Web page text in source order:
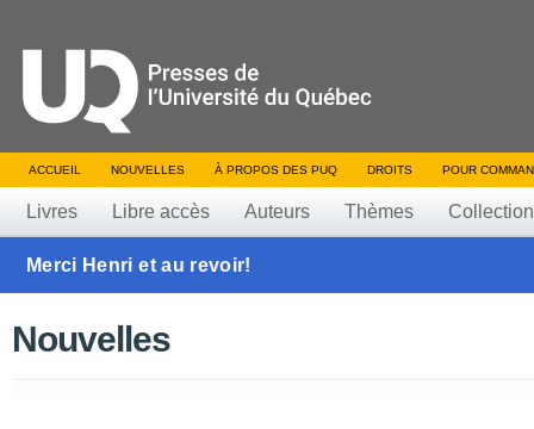
ACCUEIL NOUVELLES À PROPOS DES PUQ DROITS POUR
Livres Libre accès Auteurs Thèmes
Merci Henri et au revoir!
Nouvelles